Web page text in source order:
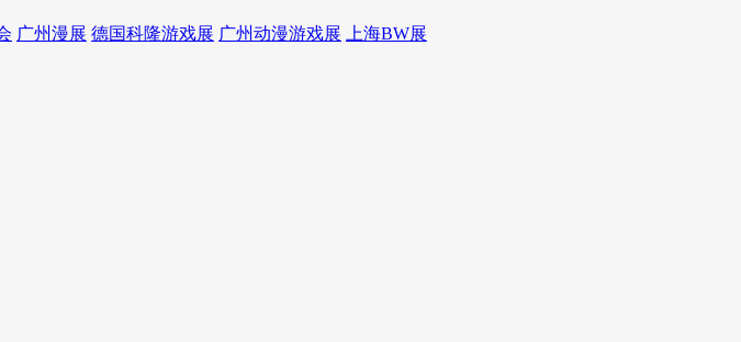
广州漫展 德国科隆游戏展 广州动漫游戏展
上海BW展